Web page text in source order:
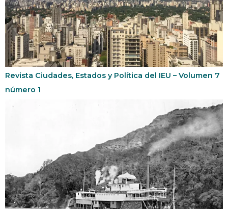
Revista Ciudades, Estados y Política del IEU – Volumen 7
número 1